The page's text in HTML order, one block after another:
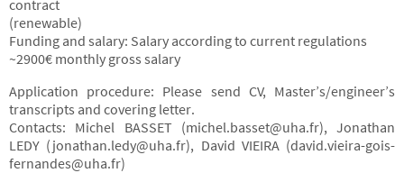
contract
(renewable)
Funding and salary: Salary according to current regulations
~2900€ monthly gross salary
Application procedure: Please send CV, Master’s/engineer’s
transcripts and covering letter.
Contacts: Michel BASSET (michel.basset@uha.fr), Jonathan
LEDY (jonathan.ledy@uha.fr), David VIEIRA (david.vieira-gois-
fernandes@uha.fr)